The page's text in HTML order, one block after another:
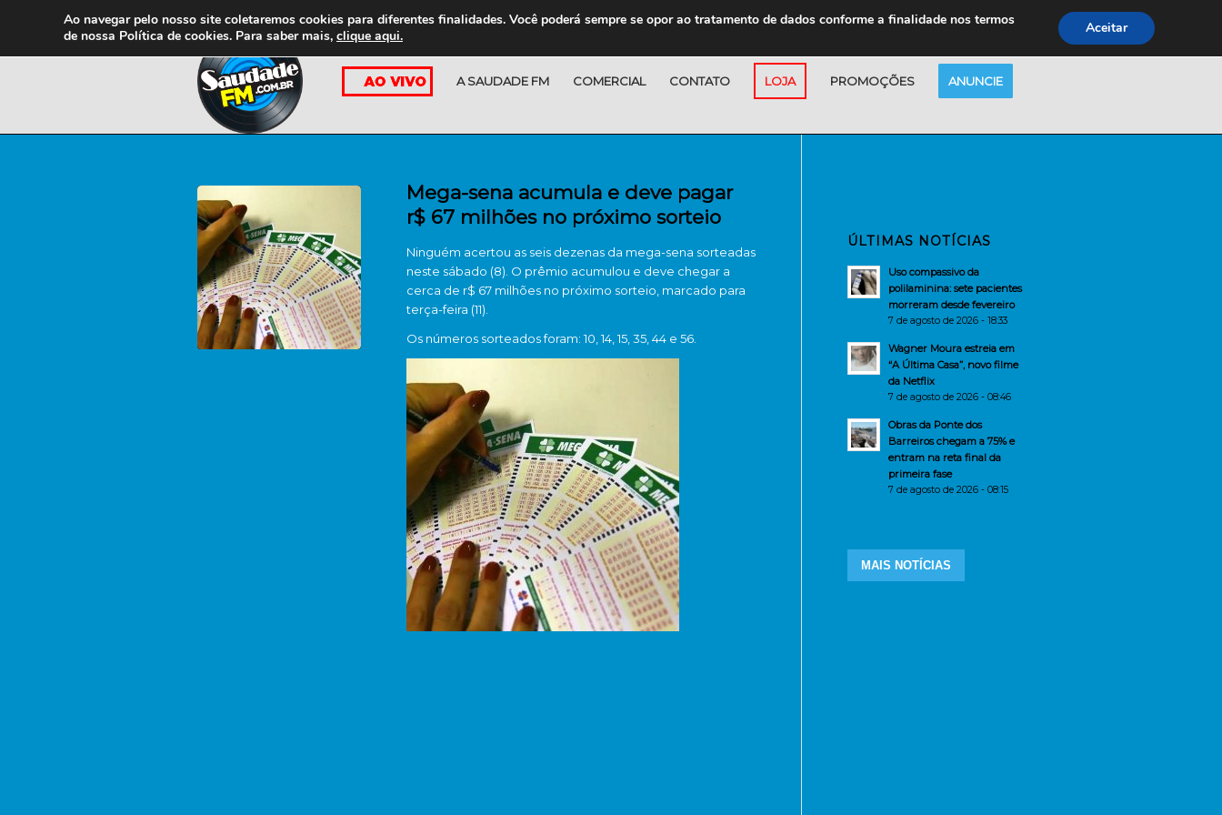
A SAUDADE FM COMERCIAL CONTATO LOJA PROMOÇÕES ANUNCIE
Mega-sena acumula e deve pagar
r$ 67 milhões no próximo sorteio
Ninguém acertou as seis dezenas da mega-sena sorteadas
neste sábado (8). O prêmio acumulou e deve chegar a
cerca de r$ 67 milhões no próximo sorteio, marcado para
terça-feira (11).
Os números sorteados foram: 10, 14, 15, 35, 44 e 56.
ÚLTIMAS NOTÍCIAS
Uso compassivo da
polilaminina: sete pacientes
morreram desde fevereiro
7 de agosto de 2026 - 18:33
Wagner Moura estreia em
“A Última Casa”, novo filme
da Netflix
7 de agosto de 2026 - 08:46
Obras da Ponte dos
Barreiros chegam a 75% e
entram na reta final da
primeira fase
7 de agosto de 2026 - 08:15
MAIS NOTÍCIAS
Ao navegar pelo nosso site coletaremos cookies para diferentes finalidades. Você poderá sempre se opor ao tratamento de dados conforme a finalidade nos termos
de nossa Política de cookies. Para saber mais, clique aqui. Aceitar